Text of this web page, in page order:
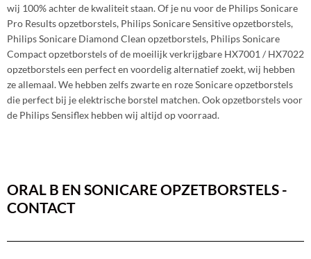
wij 100% achter de kwaliteit staan. Of je nu voor de Philips Sonicare
Pro Results opzetborstels, Philips Sonicare Sensitive opzetborstels,
Philips Sonicare Diamond Clean opzetborstels, Philips Sonicare
Compact opzetborstels of de moeilijk verkrijgbare HX7001 / HX7022
opzetborstels een perfect en voordelig alternatief zoekt, wij hebben
ze allemaal. We hebben zelfs zwarte en roze Sonicare opzetborstels
die perfect bij je elektrische borstel matchen. Ook opzetborstels voor
de Philips Sensiflex hebben wij altijd op voorraad.
ORAL B EN SONICARE OPZETBORSTELS -
CONTACT